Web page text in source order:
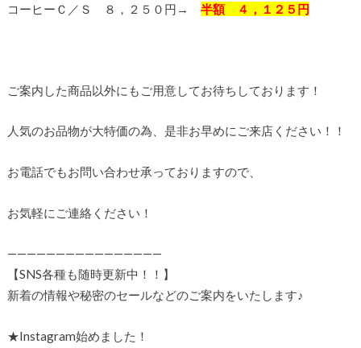
コーヒーＣ／Ｓ ８，２５０円→ 半額 ４，１２５円
ご案内した商品以外にもご用意してお待ちしております！
人気のお品物が大特価の為、是非お早めにご来店ください！！
お電話でもお問い合わせ承っておりますので、
お気軽にご連絡ください！
————————————————
【SNS各種も随時更新中！！】
新着の情報や秘密のセールなどのご案内をいたします♪
★Instagram始めました！